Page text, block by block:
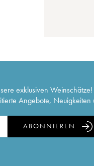
exklusiven Weinschätze!
Angebote,
ABONNIEREN